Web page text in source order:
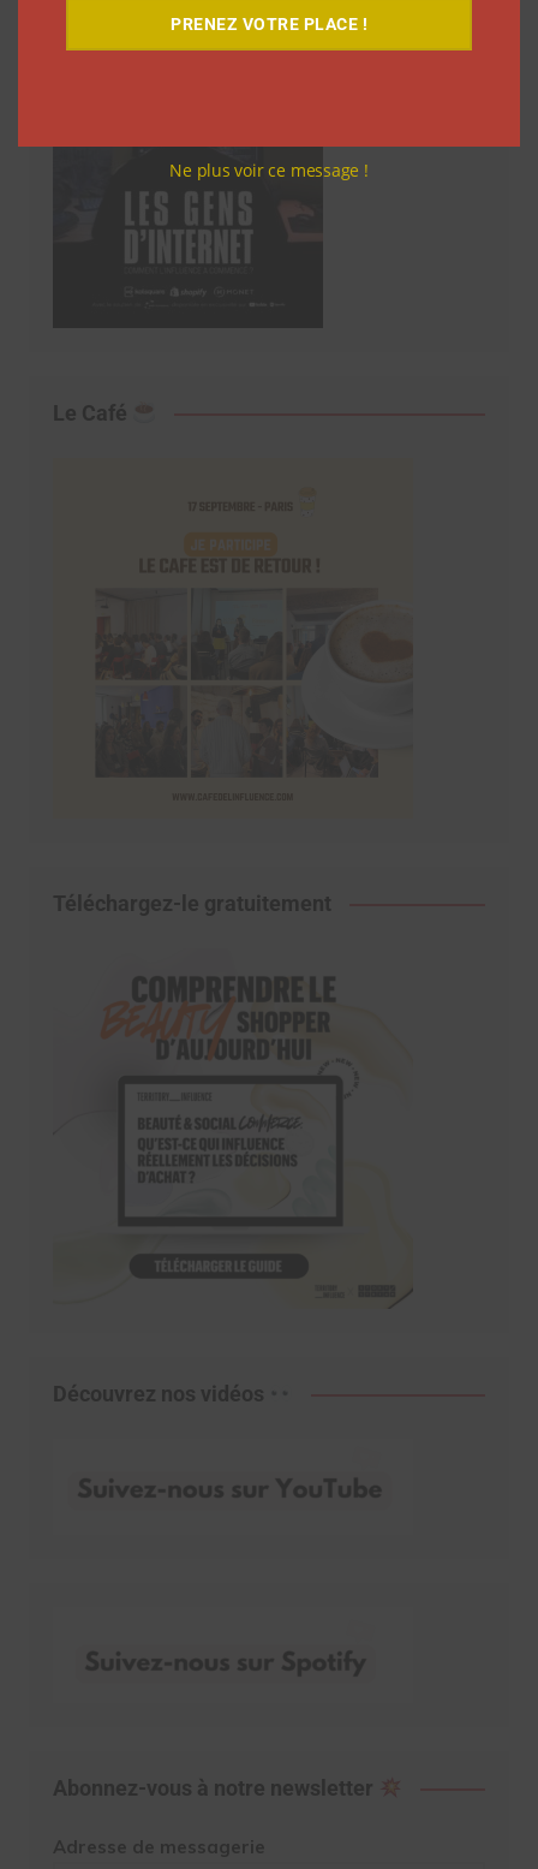
Le Café
Téléchargez-le gratuitement
Découvrez nos vidéos
Abonnez-vous à notre newsletter
Adresse de messagerie
PRENEZ VOTRE PLACE !
Ne plus voir ce message !